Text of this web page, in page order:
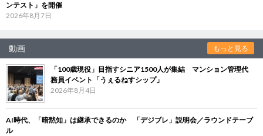
ンテスト」を開催
2026年8月7日
動画 もっと見る
「100歳現役」目指すシニア1500人が集結 マンション管理代
務員イベント「うぇるねすシップ」
2026年8月4日
AI時代、「暗黙知」は継承できるのか 「デジブレ」説明会／ラウンドテーブ
ル